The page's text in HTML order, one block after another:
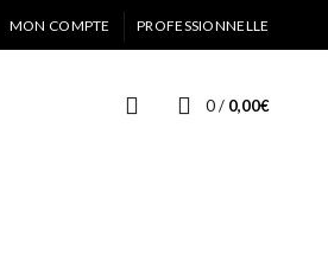
MON COMPTE PROFESSIONNELLE
0 / 0,00€